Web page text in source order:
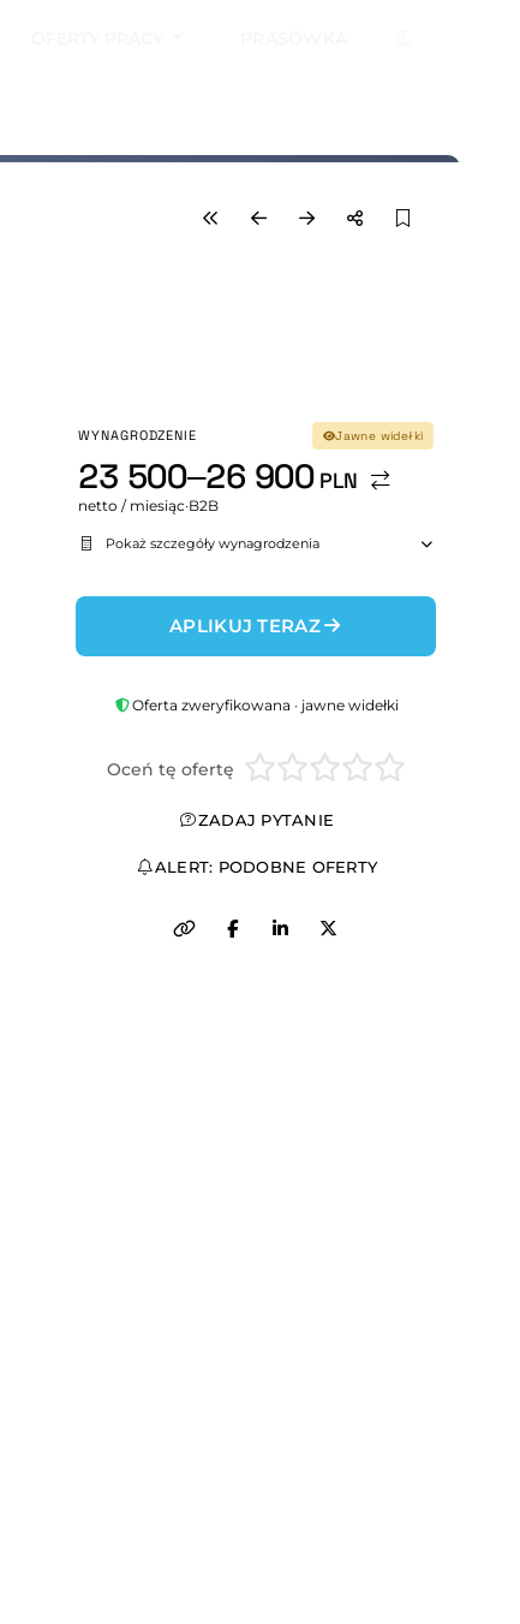
WYNAGRODZENIE Jawne widełki
23 500–26 900 PLN
netto / miesiąc·B2B
Pokaż szczegóły wynagrodzenia
APLIKUJ TERAZ
Oferta zweryfikowana · jawne widełki
Oceń tę ofertę
ZADAJ PYTANIE
ALERT: PODOBNE OFERTY